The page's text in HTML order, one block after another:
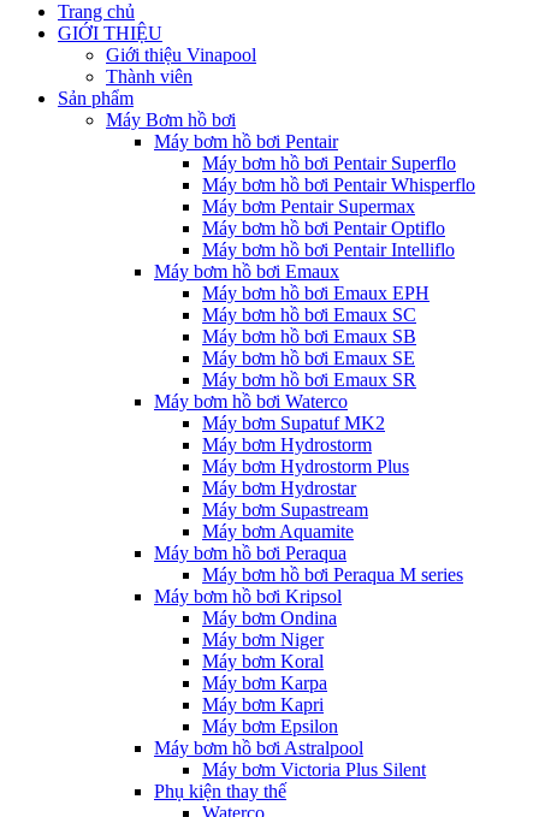
Trang chủ
GIỚI THIỆU
Giới thiệu Vinapool
Thành viên
Sản phẩm
Máy Bơm hồ bơi
Máy bơm hồ bơi Pentair
Máy bơm hồ bơi Pentair Superflo
Máy bơm hồ bơi Pentair Whisperflo
Máy bơm Pentair Supermax
Máy bơm hồ bơi Pentair Optiflo
Máy bơm hồ bơi Pentair Intelliflo
Máy bơm hồ bơi Emaux
Máy bơm hồ bơi Emaux EPH
Máy bơm hồ bơi Emaux SC
Máy bơm hồ bơi Emaux SB
Máy bơm hồ bơi Emaux SE
Máy bơm hồ bơi Emaux SR
Máy bơm hồ bơi Waterco
Máy bơm Supatuf MK2
Máy bơm Hydrostorm
Máy bơm Hydrostorm Plus
Máy bơm Hydrostar
Máy bơm Supastream
Máy bơm Aquamite
Máy bơm hồ bơi Peraqua
Máy bơm hồ bơi Peraqua M series
Máy bơm hồ bơi Kripsol
Máy bơm Ondina
Máy bơm Niger
Máy bơm Koral
Máy bơm Karpa
Máy bơm Kapri
Máy bơm Epsilon
Máy bơm hồ bơi Astralpool
Máy bơm Victoria Plus Silent
Phụ kiện thay thế
Waterco